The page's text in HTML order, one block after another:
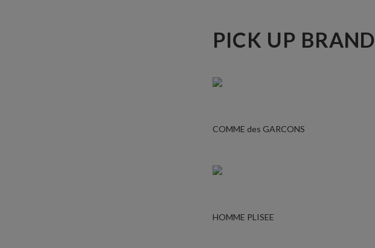
PICK UP BRAND
COMME des GARCONS
HOMME PLISEE